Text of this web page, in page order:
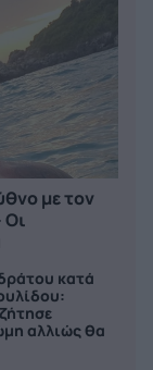
με τον
Οι
κατά
αλλιώς θα